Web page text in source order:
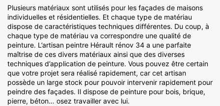
Plusieurs matériaux sont utilisés pour les façades de maisons
individuelles et résidentielles. Et chaque type de matériau
dispose de caractéristiques techniques différentes. Du coup, à
chaque type de matériau va correspondre une qualité de
peinture. L’artisan peintre Hérault rénov 34 a une parfaite
maîtrise de ces divers matériaux ainsi que des diverses
techniques d’application de peinture. Vous pouvez être certain
que votre projet sera réalisé rapidement, car cet artisan
possède un large stock pour pouvoir intervenir rapidement pour
peindre des façades. Il dispose de peinture pour bois, brique,
pierre, béton… osez travailler avec lui.